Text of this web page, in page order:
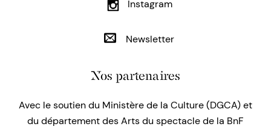
Instagram
Newsletter
Nos partenaires
Avec le soutien du Ministère de la Culture (DGCA) et
du département des Arts du spectacle de la BnF